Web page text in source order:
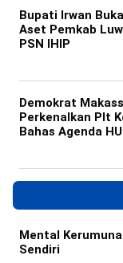
Bupati Irwan
Aset Pemkab
PSN IHIP
Demokrat
Perkenalkan Plt
Bahas Agenda
Mental
Sendiri